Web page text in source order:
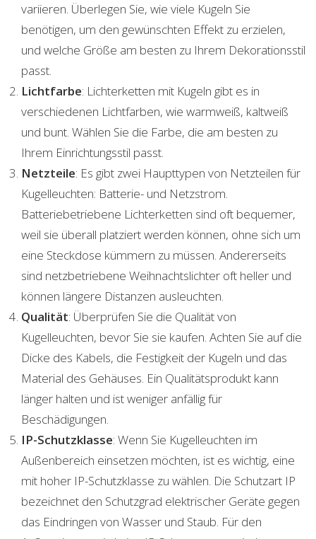
variieren. Überlegen Sie, wie viele Kugeln Sie
benötigen, um den gewünschten Effekt zu erzielen,
und welche Größe am besten zu Ihrem Dekorationsstil
passt.
Lichtfarbe: Lichterketten mit Kugeln gibt es in
verschiedenen Lichtfarben, wie warmweiß, kaltweiß
und bunt. Wählen Sie die Farbe, die am besten zu
Ihrem Einrichtungsstil passt.
Netzteile: Es gibt zwei Haupttypen von Netzteilen für
Kugelleuchten: Batterie- und Netzstrom.
Batteriebetriebene Lichterketten sind oft bequemer,
weil sie überall platziert werden können, ohne sich um
eine Steckdose kümmern zu müssen. Andererseits
sind netzbetriebene Weihnachtslichter oft heller und
können längere Distanzen ausleuchten.
Qualität: Überprüfen Sie die Qualität von
Kugelleuchten, bevor Sie sie kaufen. Achten Sie auf die
Dicke des Kabels, die Festigkeit der Kugeln und das
Material des Gehäuses. Ein Qualitätsprodukt kann
länger halten und ist weniger anfällig für
Beschädigungen.
IP-Schutzklasse: Wenn Sie Kugelleuchten im
Außenbereich einsetzen möchten, ist es wichtig, eine
mit hoher IP-Schutzklasse zu wählen. Die Schutzart IP
bezeichnet den Schutzgrad elektrischer Geräte gegen
das Eindringen von Wasser und Staub. Für den